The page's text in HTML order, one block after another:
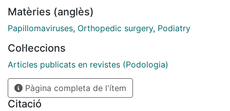
Matèries (anglès)
Papillomaviruses, Orthopedic surgery, Podiatry
Col·leccions
Articles publicats en revistes (Podologia)
Pàgina completa de l'ítem
Citació